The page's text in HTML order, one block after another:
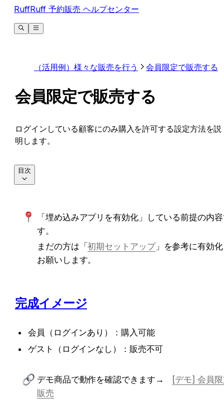
RuffRuff 予約販売 ヘルプセンター
（活用例）様々な販売を行う 会員限定で販売する
会員限定で販売する
ログインしている顧客にのみ購入を許可する設定方法を説
明します。
「埋め込みアプリを有効化」している前提の内
す。
まだの方は「初期セットアップ」を参考に有効
お願いします。
完成イメージ
会員（ログインあり）：購入可能
ゲスト（ログインなし）：販売不可
デモ商品で動作を確認できます→
[デモ] 会員
販売
目次